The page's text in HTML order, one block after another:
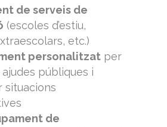
de serveis de
(escoles d’estiu,
etc.)
personalitzat per
públiques i
situacions
de